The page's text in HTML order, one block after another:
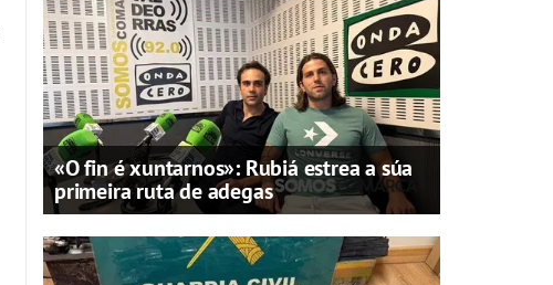
«O fin é xuntarnos»: Rubiá estrea a súa
primeira ruta de adegas